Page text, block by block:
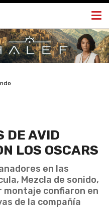
DE AVID
LOS OSCARS
en las
Mezcla de sonido,
montaje confiaron en
de la compañía